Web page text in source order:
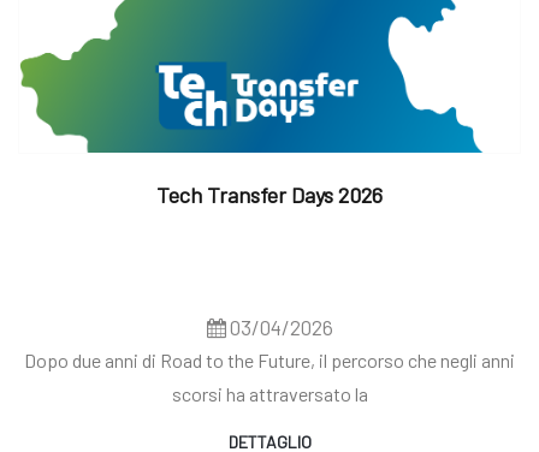
Tech Transfer Days 2026
03/04/2026
Dopo due anni di Road to the Future, il percorso che negli anni
scorsi ha attraversato la
DETTAGLIO